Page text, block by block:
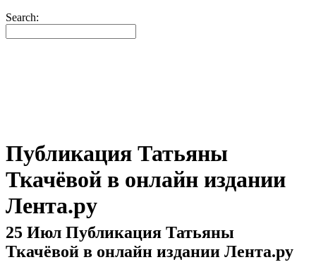
Search:
Публикация Татьяны
Ткачёвой в онлайн издании
Лента.ру
25 Июл Публикация Татьяны
Ткачёвой в онлайн издании Лента.ру